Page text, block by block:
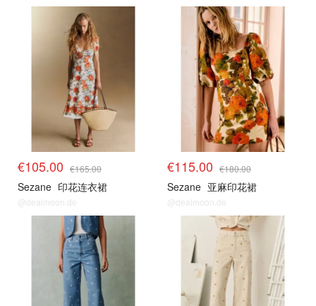
€105.00 €165.00
Sezane 印花连衣裙
@dealmoon.de
€115.00 €180.00
Sezane 亚麻印花裙
@dealmoon.de